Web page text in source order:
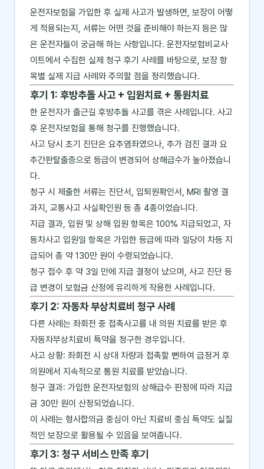
운전자보험을 가입한 후 실제 사고가 발생하면, 보장이 어떻
게 적용되는지, 서류는 어떤 것을 준비해야 하는지 등은 많
은 운전자들이 궁금해 하는 사항입니다. 운전자보험비교사
이트에서 수집한 실제 청구 후기 사례를 바탕으로, 보장 항
목별 실제 지급 사례와 주의할 점을 정리했습니다.
후기 1: 후방추돌 사고 + 입원치료 + 통원치료
한 운전자가 출근길 후방추돌 사고를 겪은 사례입니다. 사고
후 운전자보험을 통해 청구를 진행했습니다.
사고 당시 초기 진단은 요추염좌였으나, 추가 검진 결과 요
추간판탈출증으로 등급이 변경되어 상해급수가 높아졌습니
다.
청구 시 제출한 서류는 진단서, 입퇴원확인서, MRI 촬영 결
과지, 교통사고 사실확인원 등 총 4종이었습니다.
지급 결과, 입원 및 상해 입원 항목은 100% 지급되었고, 자
동차사고 입원일 항목은 가입한 등급에 따라 일당이 차등 지
급되어 총 약 130만 원이 수령되었습니다.
청구 접수 후 약 3일 만에 지급 결정이 났으며, 사고 진단 등
급 변경이 보험금 산정에 유리하게 작용한 사례입니다.
후기 2: 자동차 부상치료비 청구 사례
다른 사례는 좌회전 중 접촉사고를 내 의원 치료를 받은 후
자동차부상치료비 특약을 청구한 경우입니다.
사고 상황: 좌회전 시 상대 차량과 접촉할 뻔하여 급정거 후
의원에서 지속적으로 통원 치료를 받았습니다.
청구 결과: 가입한 운전자보험의 상해급수 판정에 따라 지급
금 30만 원이 산정되었습니다.
이 사례는 형사합의금 중심이 아닌 치료비 중심 특약도 실질
적인 보장으로 활용될 수 있음을 보여줍니다.
후기 3: 청구 서비스 만족 후기